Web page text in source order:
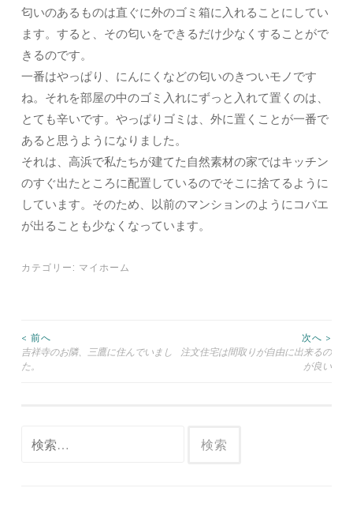
匂いのあるものは直ぐに外のゴミ箱に入れることにしてい
ます。すると、その匂いをできるだけ少なくすることがで
きるのです。
一番はやっぱり、にんにくなどの匂いのきついモノです
ね。それを部屋の中のゴミ入れにずっと入れて置くのは、
とても辛いです。やっぱりゴミは、外に置くことが一番で
あると思うようになりました。
それは、高浜で私たちが建てた自然素材の家ではキッチン
のすぐ出たところに配置しているのでそこに捨てるように
しています。そのため、以前のマンションのようにコバエ
が出ることも少なくなっています。
カテゴリー: マイホーム
投稿ナビゲーション
< 前へ
吉祥寺のお隣、三鷹に住んでいまし
た。
次へ >
注文住宅は間取りが自由に出来るの
が良い
検索: